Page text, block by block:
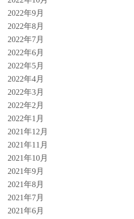
2022年9月
2022年8月
2022年7月
2022年6月
2022年5月
2022年4月
2022年3月
2022年2月
2022年1月
2021年12月
2021年11月
2021年10月
2021年9月
2021年8月
2021年7月
2021年6月